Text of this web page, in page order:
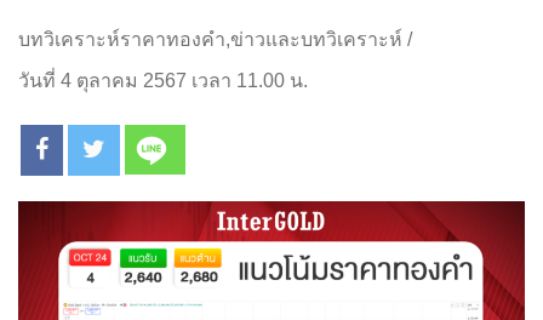
บทวิเคราะห์ราคาทองคำ,ข่าวและบทวิเคราะห์ /
วันที่ 4 ตุลาคม 2567 เวลา 11.00 น.